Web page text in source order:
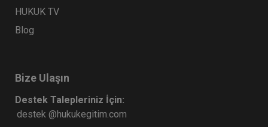
HUKUK TV
Blog
Bize Ulaşın
Destek Talepleriniz İçin:
destek @hukukegitim.com